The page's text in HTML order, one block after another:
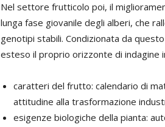
Nel settore frutticolo poi, il
lunga fase giovanile degli alberi, che
genotipi stabili. Condizionata da
esteso il proprio orizzonte di indagine
caratteri del frutto: calendario di
attitudine alla trasformazione
esigenze biologiche della pianta: